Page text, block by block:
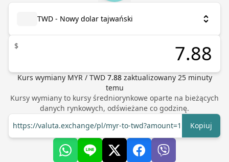
TWD - Nowy dolar tajwański
$
Kurs wymiany MYR/ TWD 7.88 zaktualizowany 25minuty
temu
Kursy wymiany to kursy średniorynkowe oparte na bieżących
danych rynkowych, odświeżane co godzinę.
https://valuta.exchange/pl/myr-to-twd?amount=1
Kopiuj